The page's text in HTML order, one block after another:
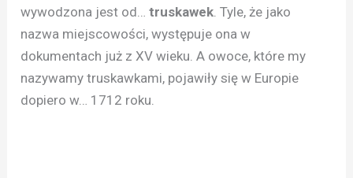
wywodzona jest od…
truskawek . Tyle, że jako
nazwa miejscowości, występuje ona w
dokumentach już z XV wieku. A owoce, które my
nazywamy truskawkami, pojawiły się w Europie
dopiero w… 1712 roku.